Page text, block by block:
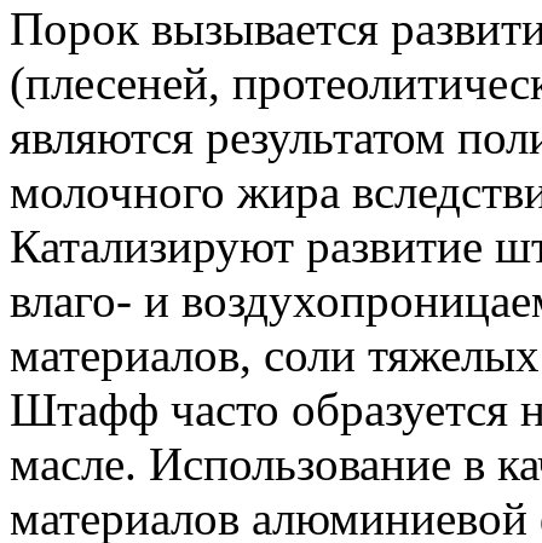
Порок вызывается
(плесеней,
являются результатом
молочного жира
Катализируют развитие
влаго- и
материалов, соли
Штафф часто образуется
масле. Использование в
материалов